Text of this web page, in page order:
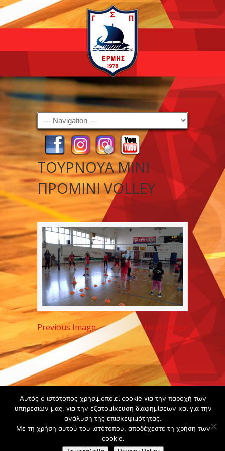
Navigation
ΤΟΥΡΝΟΥΑ ΜΙΝΙ
ΠΡΟΜΙΝΙ VOLLEY
Previous Image Next Image
Copyright ©
2020 -
Gsperamatosermis.gr
All rights
reserved. -Όροι
Αυτός ο ιστότοπος χρησιμοποιεί cookie για την παροχή των
υπηρεσιών μας, για την εξατομίκευση διαφημίσεων και για την
ανάλυση της επισκεψιμότητας.
Με τη χρήση αυτού του ιστότοπου, αποδέχεστε τη χρήση των
cookie.